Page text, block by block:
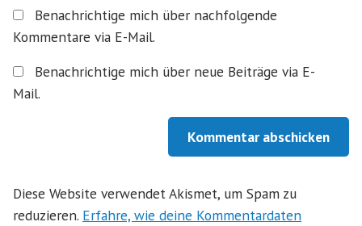
Benachrichtige mich über nachfolgende
Kommentare via E-Mail.
Benachrichtige mich über neue Beiträge via E-
Mail.
Diese Website verwendet Akismet, um Spam zu
reduzieren. Erfahre, wie deine Kommentardaten